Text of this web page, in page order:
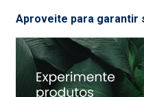
Aproveite para garantir